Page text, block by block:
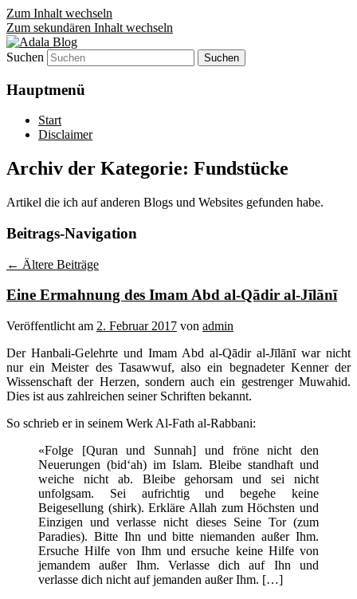
Zum Inhalt wechseln
Zum sekundären Inhalt wechseln
Adala Blog
Denn die Gerechtigkeit ist die Grundlage
von allem!
Suchen
Hauptmenü
Start
Disclaimer
Archiv der Kategorie: Fundstücke
Artikel die ich auf anderen Blogs und Websites gefunden habe.
Beitrags-Navigation
← Ältere Beiträge
Eine Ermahnung des Imam Abd al-Qādir al-Jīlānī
Veröffentlicht am 2. Februar 2017 von admin
Der Hanbali-Gelehrte und Imam Abd al-Qādir al-Jīlānī war nicht
nur ein Meister des Tasawwuf, also ein begnadeter Kenner der
Wissenschaft der Herzen, sondern auch ein gestrenger Muwahid.
Dies ist aus zahlreichen seiner Schriften bekannt.
So schrieb er in seinem Werk Al-Fath al-Rabbani:
«Folge [Quran und Sunnah] und fröne nicht den
Neuerungen (bid‘ah) im Islam. Bleibe standhaft und
weiche nicht ab. Bleibe gehorsam und sei nicht
unfolgsam. Sei aufrichtig und begehe keine
Beigesellung (shirk). Erkläre Allah zum Höchsten und
Einzigen und verlasse nicht dieses Seine Tor (zum
Paradies). Bitte Ihn und bitte niemanden außer Ihm.
Ersuche Hilfe von Ihm und ersuche keine Hilfe von
jemandem außer Ihm. Verlasse dich auf Ihn und
verlasse dich nicht auf jemanden außer Ihm. […]